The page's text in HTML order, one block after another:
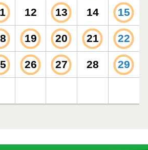
12 13 14 15
19 20 21 22
26 27 28 29